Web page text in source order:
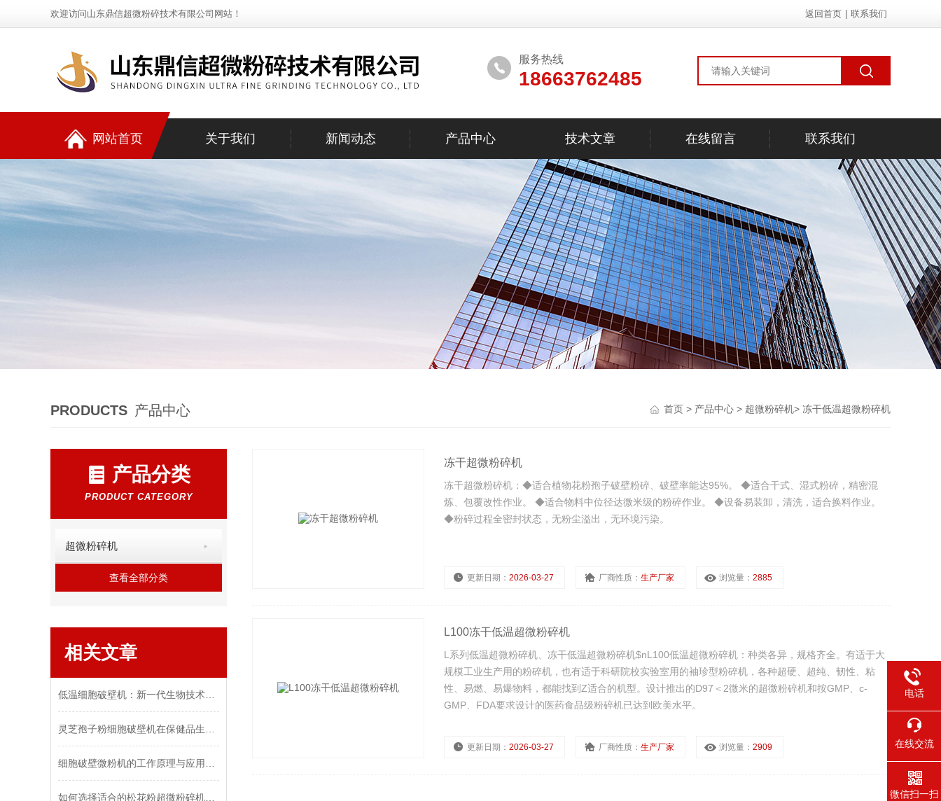
欢迎访问山东鼎信超微粉碎技术有限公司网站！ 返回首页 联系我们
服务热线
18663762485
网站首页 关于我们 新闻动态 产品中心 技术文章 在线留言 联系我们
PRODUCTS 产品中心 首页 > 产品中心 > 超微粉碎机> 冻干低温超微粉碎机
产品分类
PRODUCT CATEGORY
超微粉碎机
查看全部分类
相关文章
冻干超微粉碎机
冻干超微粉碎机：◆适合植物花粉孢子破壁粉碎、破壁率能达95%。 ◆适合干式、湿式粉碎，精密混
炼、包覆改性作业。 ◆适合物料中位径达微米级的粉碎作业。 ◆设备易装卸，清洗，适合换料作业。
◆粉碎过程全密封状态，无粉尘溢出，无环境污染。
更新日期： 2026-03-27 厂商性质： 生产厂家 浏览量： 2885
L100冻干低温超微粉碎机
L系列低温超微粉碎机、冻干低温超微粉碎机$nL100低温超微粉碎机：种类各异，规格齐全。有适于大
规模工业生产用的粉碎机，也有适于科研院校实验室用的袖珍型粉碎机，各种超硬、超纯、韧性、粘
性、易燃、易爆物料，都能找到Z适合的机型。设计推出的D97＜2微米的超微粉碎机和按GMP、c-
GMP、FDA要求设计的医药食品级粉碎机已达到欧美水平。
更新日期： 2026-03-27 厂商性质： 生产厂家 浏览量： 2909
电话
在线交流
微信扫一扫